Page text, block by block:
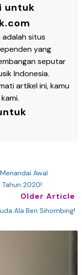
untuk
adalah situs
yang
seputar
Indonesia.
artikel ini, kamu
Awal
Tahun 2020!
Older Article
Ala Ben Sihombing!